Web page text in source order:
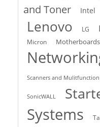
and Toner
Intel
Lenovo LG
Micron Motherboards
Scanners and
SonicWALL
Systems